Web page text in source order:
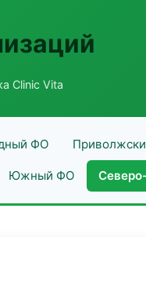
Clinic Vita
ФО
Южный ФО